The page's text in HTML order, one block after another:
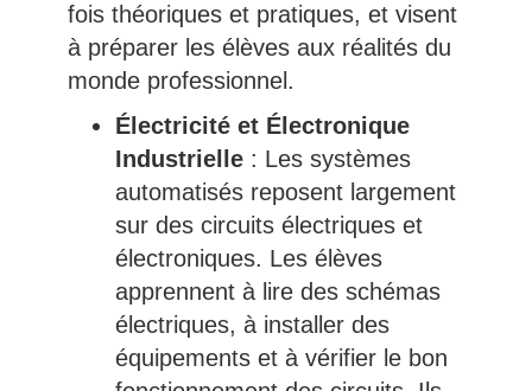
fois théoriques et pratiques, et visent
à préparer les élèves aux réalités du
monde professionnel.
Électricité et Électronique
Industrielle: Les systèmes
automatisés reposent largement
sur des circuits électriques et
électroniques. Les élèves
apprennent à lire des schémas
électriques, à installer des
équipements et à vérifier le bon